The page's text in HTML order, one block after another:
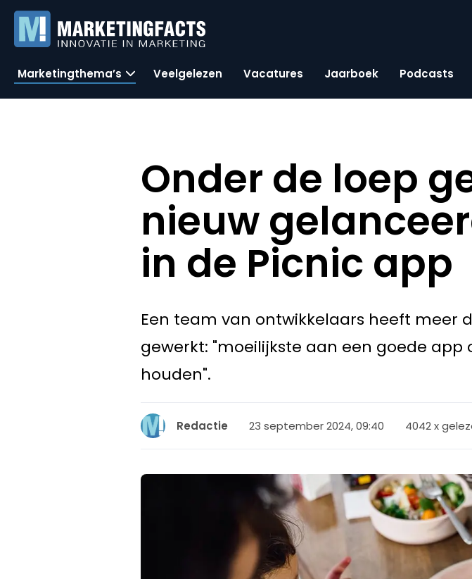
Marketingthema’s Veelgelezen Vacatures Jaarboek Podcasts
Onder de loep
nieuw
in de Picnic app
Een team van ontwikkelaars heeft meer
gewerkt: "moeilijkste aan een goede
houden".
Redactie 23 september 2024, 09:40 4042 x